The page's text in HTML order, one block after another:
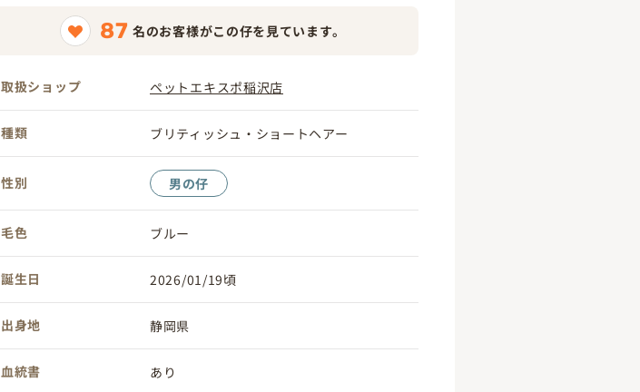
87 名のお客様がこの仔を見ています。
取扱ショップ ペットエキスポ稲沢店
種類 ブリティッシュ・ショートヘアー
性別 男の仔
毛色 ブルー
誕生日 2026/01/19頃
出身地 静岡県
血統書 あり